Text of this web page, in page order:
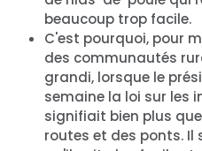
beaucoup trop facile.
C'est pourquoi, pour
des communautés
grandi, lorsque le
semaine la loi sur les
signifiait bien plus
routes et des ponts.